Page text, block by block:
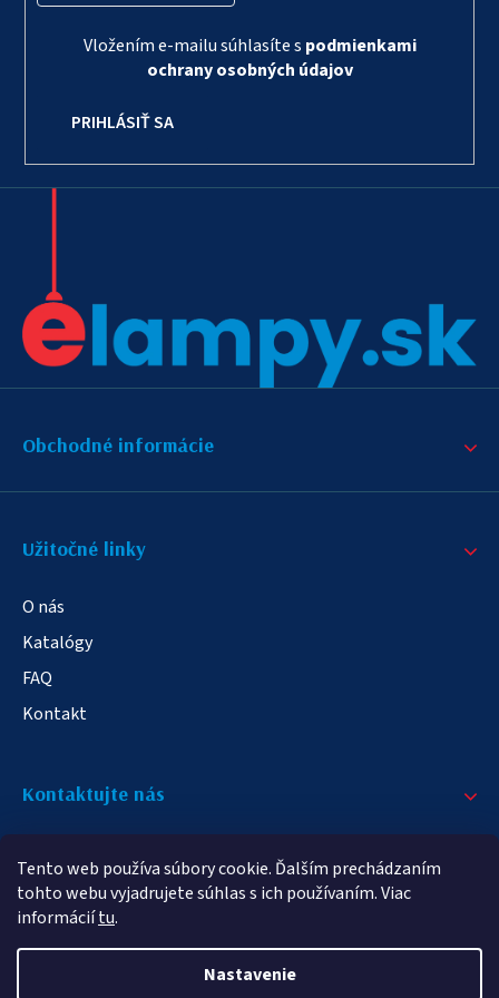
Tento web používa súbory cookie. Ďalším prechádzaním
tohto webu vyjadrujete súhlas s ich používaním. Viac
informáciítu.
Nastavenie
Vložením e-mailu súhlasíte s podmienkami
ochrany osobných údajov
PRIHLÁSIŤ SA
Obchodné informácie
Užitočné linky
O nás
Katalógy
FAQ
Kontakt
Kontaktujte nás
info@elampa.sk
elampy.sk. Všetky práva vyhradené.